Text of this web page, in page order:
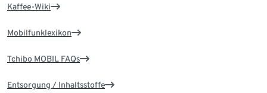
Kaffee-Wiki
Mobilfunklexikon
Tchibo MOBIL FAQs
Entsorgung / Inhaltsstoffe